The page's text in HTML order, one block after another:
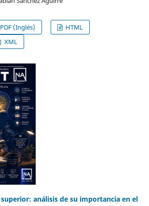
PDF (Inglés)
HTML
XML
análisis de su importancia en el